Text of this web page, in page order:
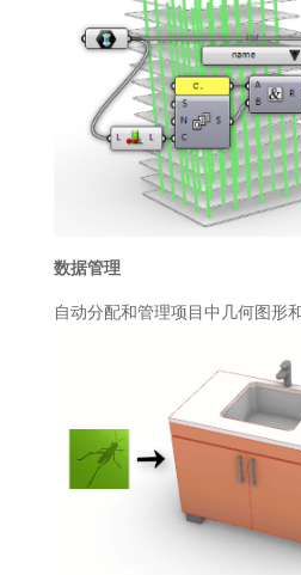
数据管理
自动分配和管理项目中几何图形